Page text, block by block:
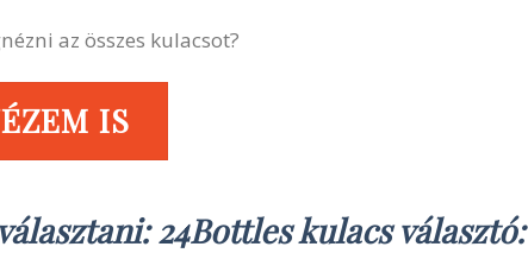
az összes kulacsot?
IS
24Bottles kulacs